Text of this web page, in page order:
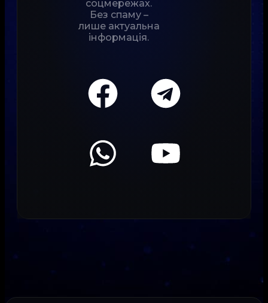
соцмережах.
Без спаму –
лише актуальна
інформація.